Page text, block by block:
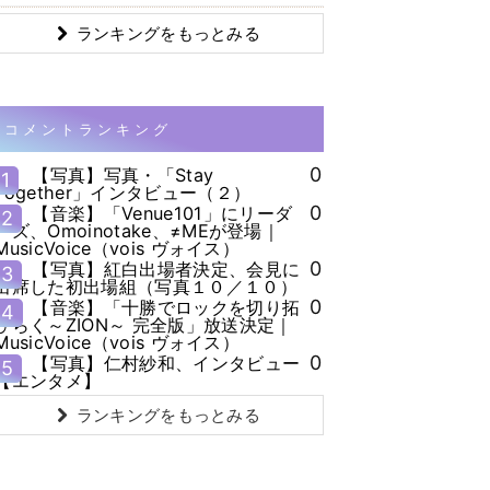
ランキングをもっとみる
コメントランキング
1
【写真】写真・「Stay
」インタビュー（２）
0
2
【音楽】「Venue101」にリーダ
ズ、Omoinotake、≠MEが登場｜
（vois ヴォイス）
0
3
【写真】紅白出場者決定、会見に
席した初出場組（写真１０／１０）
0
4
【音楽】「十勝でロックを切り拓
らく～ZION～ 完全版」放送決定｜
（vois ヴォイス）
0
5
【写真】仁村紗和、インタビュー
エンタメ】
0
ランキングをもっとみる